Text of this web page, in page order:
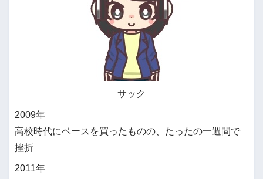
サック
2009年
高校時代にベースを買ったものの、たったの一週間で
挫折
2011年